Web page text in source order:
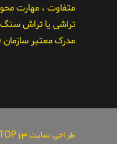
متفاوت ، مهارت
تراشی یا تراش سنگ
مدرک معتبر سازمان
طراحی سایت TOP13